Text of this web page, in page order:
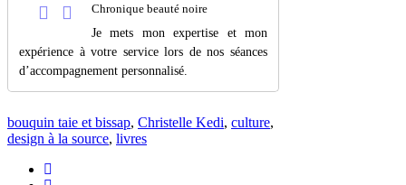
Chronique beauté noire
Je mets mon expertise et mon
expérience à votre service lors de nos séances
d’accompagnement personnalisé.
bouquin taie et bissap, Christelle Kedi, culture,
design à la source, livres